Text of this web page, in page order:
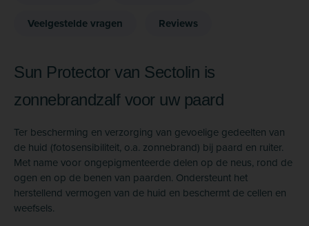
Veelgestelde vragen Reviews
Sun Protector van Sectolin is
zonnebrandzalf voor uw paard
Ter bescherming en verzorging van gevoelige gedeelten van
de huid (fotosensibiliteit, o.a. zonnebrand) bij paard en ruiter.
Met name voor ongepigmenteerde delen op de neus, rond de
ogen en op de benen van paarden. Ondersteunt het
herstellend vermogen van de huid en beschermt de cellen en
weefsels.